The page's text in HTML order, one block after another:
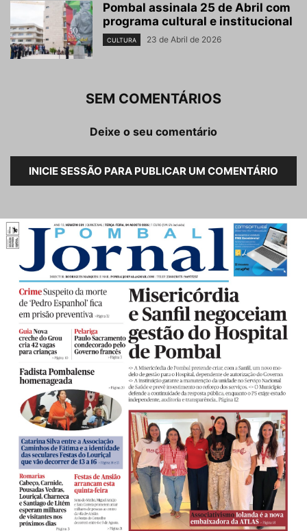
Pombal assinala 25 de Abril com
programa cultural e institucional
CULTURA 23 de Abril de 2026
SEM COMENTÁRIOS
Deixe o seu comentário
INICIE SESSÃO PARA PUBLICAR UM COMENTÁRIO